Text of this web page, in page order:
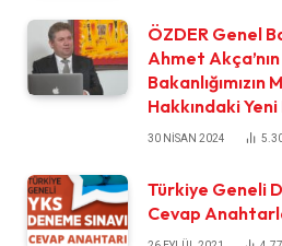
ÖZDER Genel
Ahmet
Hakkındaki
30 NISAN 2024
Türkiye Geneli
Cevap